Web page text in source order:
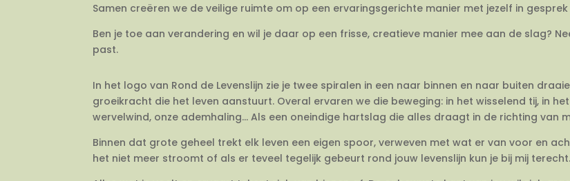
Samen creëren we de veilige ruimte om op een ervaringsgerichte manier met jezelf in
Ben je toe aan verandering en wil je daar op een frisse, creatieve manier mee aan de slag?
past.
In het logo van Rond de Levenslijn zie je twee spiralen in een naar binnen en naar buiten
groeikracht die het leven aanstuurt. Overal ervaren we die beweging: in het wisselend tij, in
wervelwind, onze ademhaling… Als een oneindige hartslag die alles draagt in de richting van
Binnen dat grote geheel trekt elk leven een eigen spoor, verweven met wat er van voor en
het niet meer stroomt of als er teveel tegelijk gebeurt rond jouw levenslijn kun je bij mij terecht.